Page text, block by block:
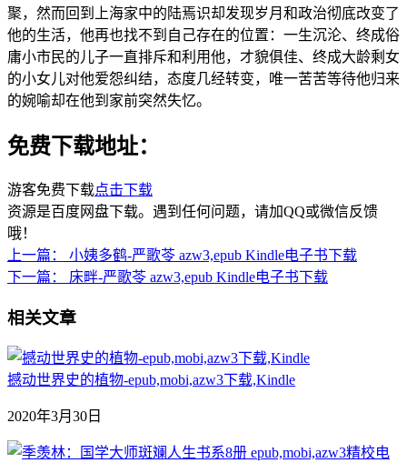
聚，然而回到上海家中的陆焉识却发现岁月和政治彻底改变了
他的生活，他再也找不到自己存在的位置：一生沉沦、终成俗
庸小市民的儿子一直排斥和利用他，才貌俱佳、终成大龄剩女
的小女儿对他爱怨纠结，态度几经转变，唯一苦苦等待他归来
的婉喻却在他到家前突然失忆。
免费下载地址：
游客免费下载点击下载
资源是百度网盘下载。遇到任何问题，请加QQ或微信反馈
哦！
上一篇：
小姨多鹤-严歌苓 azw3,epub Kindle电子书下载
下一篇：
床畔-严歌苓 azw3,epub Kindle电子书下载
相关文章
撼动世界史的植物-epub,mobi,azw3下载,Kindle
2020年3月30日